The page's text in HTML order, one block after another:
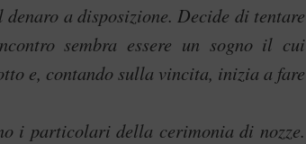
a disposizione. Decide di tentare
sembra essere un sogno il cui
e, contando sulla vincita, inizia a fare
i particolari della cerimonia di nozze.